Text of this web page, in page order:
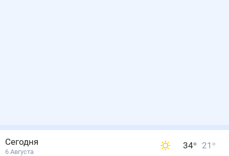
Сегодня
6 Августа
34° 21 °